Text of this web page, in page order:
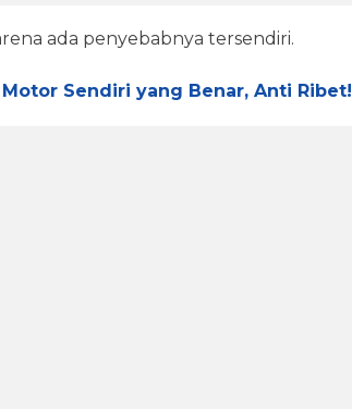
ada penyebabnya tersendiri.
Sendiri yang Benar, Anti Ribet!